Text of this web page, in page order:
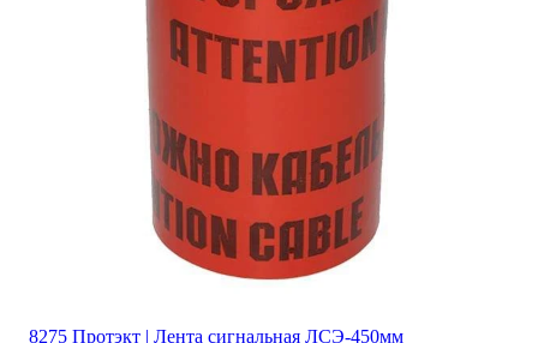
8275 Протэкт | Лента сигнальная ЛСЭ-450мм